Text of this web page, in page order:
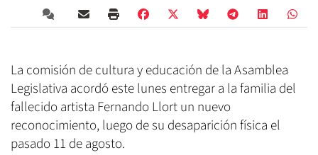
La comisión de cultura y educación de la Asamblea
Legislativa acordó este lunes entregar a la familia del
fallecido artista Fernando Llort un nuevo
reconocimiento, luego de su desaparición física el
pasado 11 de agosto.